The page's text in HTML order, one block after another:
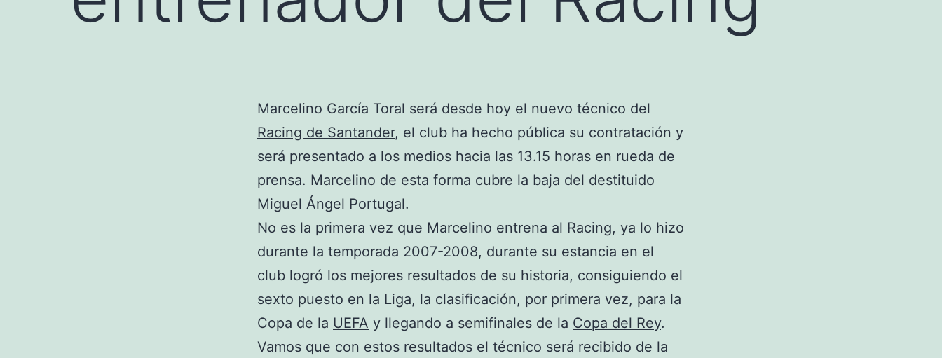
Marcelino García Toral será desde hoy el nuevo técnico del
Racing de Santander, el club ha hecho pública su contratación y
será presentado a los medios hacia las 13.15 horas en rueda de
prensa. Marcelino de esta forma cubre la baja del destituido
Miguel Ángel Portugal.
No es la primera vez que Marcelino entrena al Racing, ya lo hizo
durante la temporada 2007-2008, durante su estancia en el
club logró los mejores resultados de su historia, consiguiendo el
sexto puesto en la Liga, la clasificación, por primera vez, para la
Copa de la UEFA y llegando a semifinales de la Copa del Rey.
Vamos que con estos resultados el técnico será recibido de la